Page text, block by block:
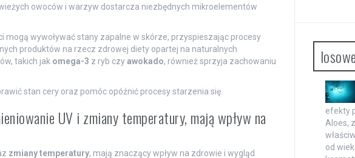
owoców i warzyw dostarcza niezbędnych mikroelementów
wywoływać stany zapalne w skórze, przyspieszając procesy
produktów na rzecz zdrowej diety opartej na naturalnych
takich jak omega-3 z ryb czyawokado, również sprzyja zachowaniu
stan cery oraz pomóc opóźnić procesy starzenia się.
UV i zmiany temperatury, mają wpływ na
zmiany temperatury, mają znaczący wpływ na zdrowie i wygląd
efekty
Aloes,
od